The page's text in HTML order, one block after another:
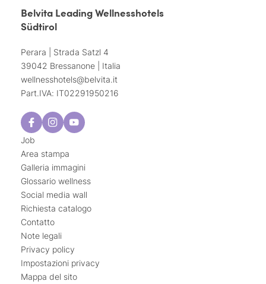
Belvita Leading Wellnesshotels
Südtirol
Perara | Strada Satzl 4
39042 Bressanone | Italia
wellnesshotels@belvita.it
Part.IVA: IT02291950216
Job
Area stampa
Galleria immagini
Glossario wellness
Social media wall
Richiesta catalogo
Contatto
Note legali
Privacy policy
Impostazioni privacy
Mappa del sito